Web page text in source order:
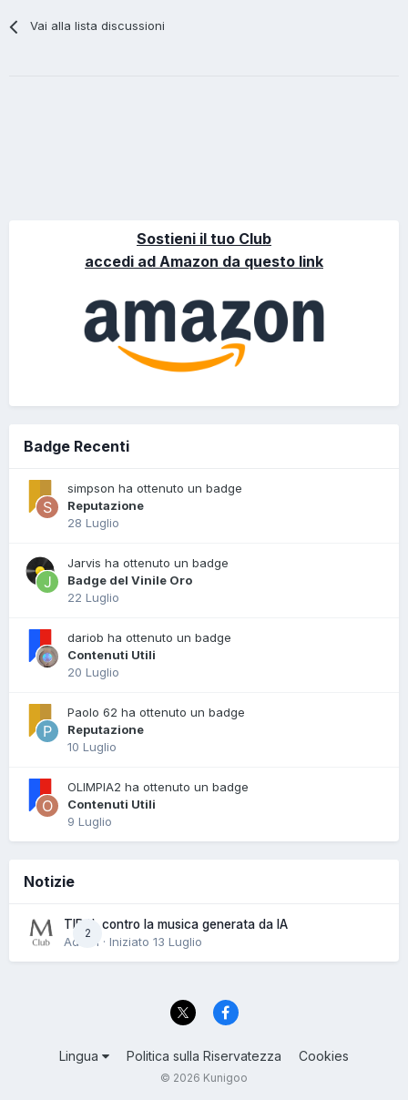
Vai alla lista discussioni
Sostieni il tuo Club
accedi ad Amazon da questo link
Badge Recenti
simpson ha ottenuto un badge
Reputazione
28 Luglio
Jarvis ha ottenuto un badge
Badge del Vinile Oro
22 Luglio
dariob ha ottenuto un badge
Contenuti Utili
20 Luglio
Paolo 62 ha ottenuto un badge
Reputazione
10 Luglio
OLIMPIA2 ha ottenuto un badge
Contenuti Utili
9 Luglio
Notizie
2
TIDAL contro la musica generata da IA
Admin · Iniziato 13 Luglio
Lingua Politica sulla Riservatezza Cookies
© 2026 Kunigoo